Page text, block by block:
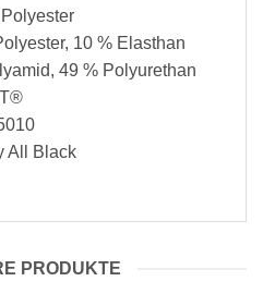
10 % Elasthan
49 % Polyurethan
All Black
PRODUKTE